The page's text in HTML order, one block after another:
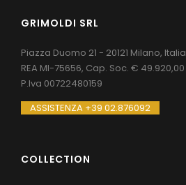
GRIMOLDI SRL
Piazza Duomo 21 - 20121 Milano, Italia
REA MI-75656, Cap. Soc. € 49.920,00
P.Iva 00722480159
ASSISTENZA +39 02.876092
COLLECTION